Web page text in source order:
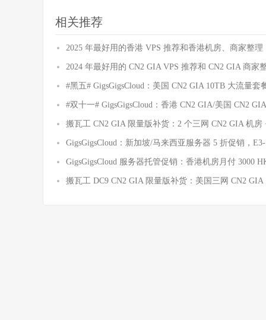
相关推荐
2025 年最好用的香港 VPS 推荐和香港机房、商家整理
2024 年最好用的 CN2 GIA VPS 推荐和 CN2 GIA 商家
#黑五# GigsGigsCloud：美国 CN2 GIA 10TB 大流量
#双十一# GigsGigsCloud：香港 CN2 GIA/美国 CN2
搬瓦工 CN2 GIA 限量版补货：2 个三网 CN2 GIA 机
GigsGigsCloud：新加坡/马来西亚服务器 5 折促销，
GigsGigsCloud 服务器托管促销：香港机房月付 3000
搬瓦工 DC9 CN2 GIA 限量版补货：美国三网 CN2